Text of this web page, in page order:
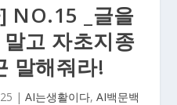
NO.15 _글을
고 자초지종
말해줘라!
| AI는생활이다, AI백문백